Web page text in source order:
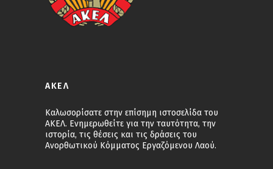
ΑΚΕΛ
Καλωσορίσατε στην επίσημη ιστοσελίδα του
ΑΚΕΛ. Ενημερωθείτε για την ταυτότητα, την
ιστορία, τις θέσεις και τις δράσεις του
Ανορθωτικού Κόμματος Εργαζόμενου Λαού.